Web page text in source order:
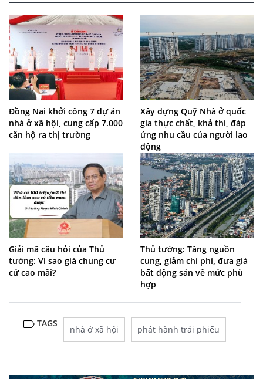
Đồng Nai khởi công 7 dự án
nhà ở xã hội, cung cấp 7.000
căn hộ ra thị trường
Xây dựng Quỹ Nhà ở quốc
gia thực chất, khả thi, đáp
ứng nhu cầu của người lao
động
Giải mã câu hỏi của Thủ
tướng: Vì sao giá chung cư
cứ cao mãi?
Thủ tướng: Tăng nguồn
cung, giảm chi phí, đưa giá
bất động sản về mức phù
hợp
TAGS
nhà ở xã hội phát hành trái phiếu